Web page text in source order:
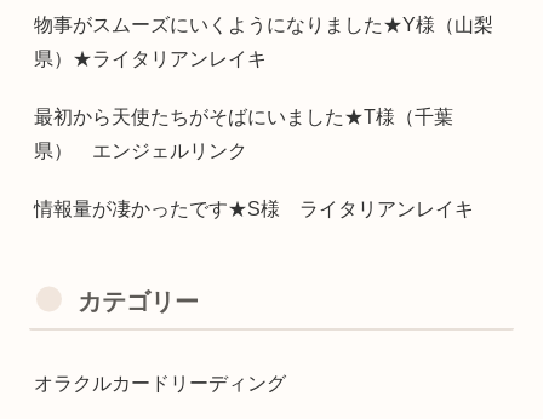
物事がスムーズにいくようになりました★Y様（山梨
県）★ライタリアンレイキ
最初から天使たちがそばにいました★T様（千葉
県） エンジェルリンク
情報量が凄かったです★S様 ライタリアンレイキ
カテゴリー
オラクルカードリーディング